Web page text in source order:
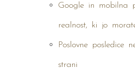
Google in mobilna
realnost, ki jo
Poslovne posledice
strani